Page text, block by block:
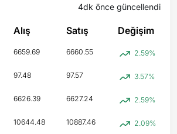
4dk önce güncellendi
Alış Satış Değişim
6659.69 6660.55 2.59%
97.48 97.57 3.57%
6626.39 6627.24 2.59%
10644.48 10887.46 2.09%